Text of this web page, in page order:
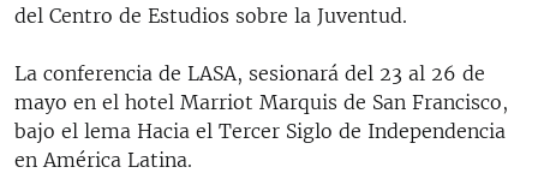
del Centro de Estudios sobre la Juventud.
La conferencia de LASA, sesionará del 23 al 26 de
mayo en el hotel Marriot Marquis de San Francisco,
bajo el lema Hacia el Tercer Siglo de Independencia
en América Latina.